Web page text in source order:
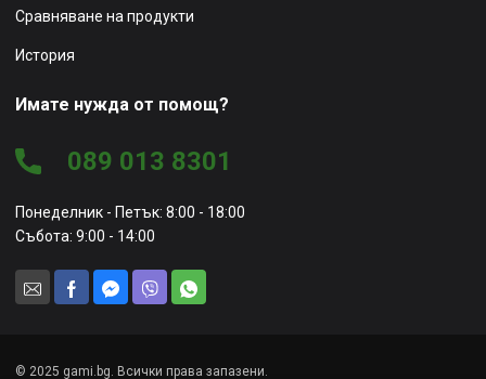
Сравняване на продукти
История
Имате нужда от помощ?
089 013 8301
Понеделник - Петък: 8:00 - 18:00
Събота: 9:00 - 14:00
© 2025 gami.bg. Всички права запазени.